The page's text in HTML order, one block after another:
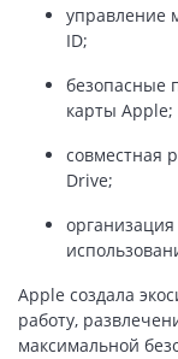
управление
ID;
безопасные
карты Apple;
совместная
Drive;
организация
Apple создала
работу,
максимальной